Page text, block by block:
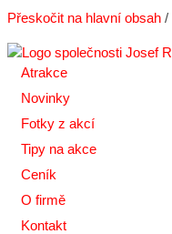
Přeskočit na hlavní obsah /
Atrakce
Novinky
Fotky z akcí
Tipy na akce
Ceník
O firmě
Kontakt